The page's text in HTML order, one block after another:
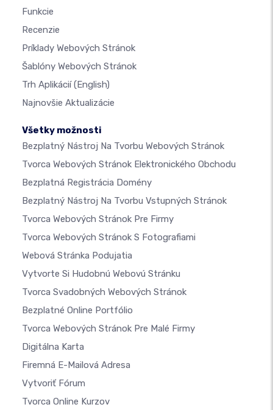
Funkcie
Recenzie
Príklady Webových Stránok
Šablóny Webových Stránok
Trh Aplikácií(English)
Najnovšie Aktualizácie
Všetky možnosti
Bezplatný Nástroj Na Tvorbu Webových Stránok
Tvorca Webových Stránok Elektronického Obchodu
Bezplatná Registrácia Domény
Bezplatný Nástroj Na Tvorbu Vstupných Stránok
Tvorca Webových Stránok Pre Firmy
Tvorca Webových Stránok S Fotografiami
Webová Stránka Podujatia
Vytvorte Si Hudobnú Webovú Stránku
Tvorca Svadobných Webových Stránok
Bezplatné Online Portfólio
Tvorca Webových Stránok Pre Malé Firmy
Digitálna Karta
Firemná E-Mailová Adresa
Vytvoriť Fórum
Tvorca Online Kurzov